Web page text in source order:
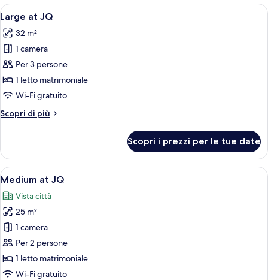
JQ
No
windows
Apri
tutte
le
foto
per
Large
at
Una camera d'albergo con un'ampia
4
Large at JQ
32 m²
1 camera
Per 3 persone
1 letto matrimoniale
Wi-Fi gratuito
Scopri di più
Altri
at
JQ
Scopri i prezzi per le tue date
Apri
tutte
le
foto
per
Medium
at
JQ
Una camera d'albergo moderna
5
Medium at JQ
Vista città
25 m²
1 camera
Per 2 persone
1 letto matrimoniale
Wi-Fi gratuito